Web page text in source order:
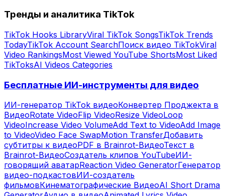
Тренды и аналитика TikTok
TikTok Hooks LibraryViral TikTok SongsTikTok Trends
TodayTikTok Account SearchПоиск видео TikTokViral
Video RankingsMost Viewed YouTube ShortsMost Liked
TikToksAI Videos Categories
Бесплатные ИИ-инструменты для видео
ИИ-генератор TikTok видеоКонвертер Проджекта в
ВидеоRotate VideoFlip VideoResize VideoLoop
VideoIncrease Video VolumeAdd Text to VideoAdd Image
to VideoVideo Face SwapMotion TransferДобавить
субтитры к видеоPDF в Brainrot-ВидеоТекст в
Brainrot-ВидеоСоздатель клипов YouTubeИИ-
говорящий аватарReaction Video GeneratorГенератор
видео-подкастовИИ-создатель
фильмовКинематографические ВидеоAI Short Drama